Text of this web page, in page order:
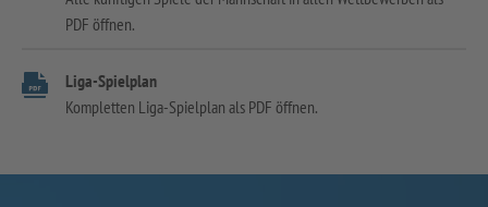
PDF öffnen.
Liga-Spielplan
Kompletten Liga-Spielplan als PDF öffnen.